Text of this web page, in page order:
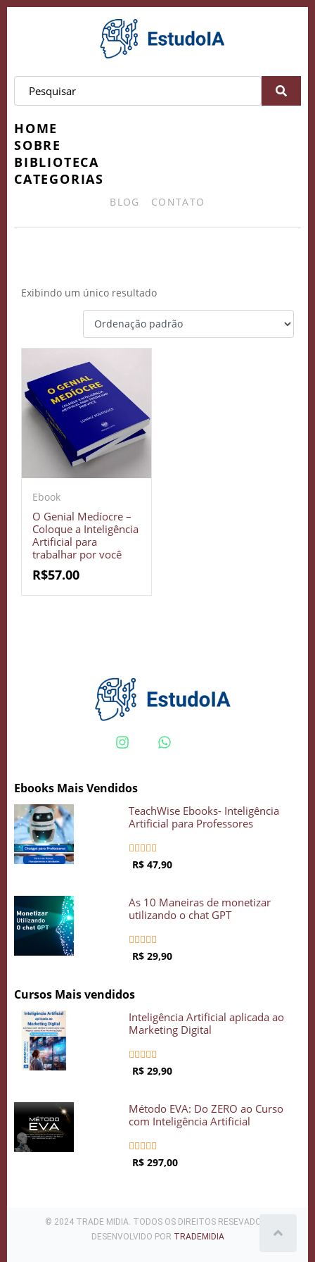
HOME
SOBRE
BIBLIOTECA
CATEGORIAS
BLOG CONTATO
Exibindo um único resultado
Ebook
O Genial Medíocre –
Coloque a Inteligência
Artificial para
trabalhar por você
R$57.00
Ebooks Mais Vendidos
TeachWise Ebooks- Inteligência
Artificial para Professores
    
R$ 47,90
As 10 Maneiras de monetizar
utilizando o chat GPT
    
R$ 29,90
Cursos Mais vendidos
Inteligência Artificial aplicada ao
Marketing Digital
    
R$ 29,90
Método EVA: Do ZERO ao Curso
com Inteligência Artificial
    
R$ 297,00
© 2024 TRADE MIDIA. TODOS OS DIREITOS RESEVADOS .
DESENVOLVIDO POR TRADEMIDIA
Crie seu Avatar com Inteligência Artificial
COMECE GRÁTIS